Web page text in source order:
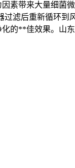
因素带来大量细菌
过滤后重新循环到
的**佳效果。山